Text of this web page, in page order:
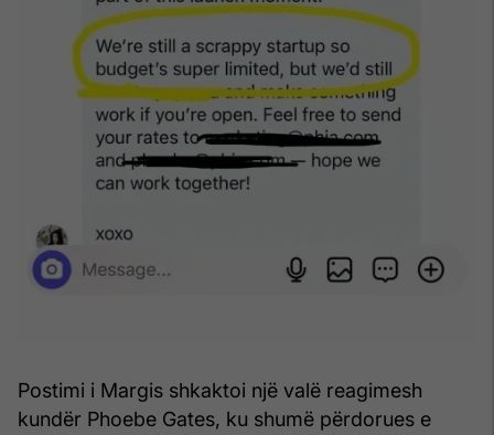
Postimi i Margis shkaktoi një valë reagimesh
kundër Phoebe Gates, ku shumë përdorues e